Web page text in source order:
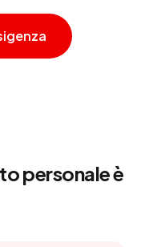
personale è